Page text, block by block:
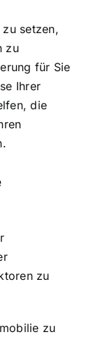
setzen,
zu
für Sie
Ihrer
die
zu
zu